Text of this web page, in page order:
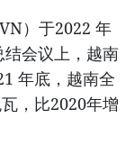
）于2022 年
会议上，越南
年底，越南全
，比2020年增